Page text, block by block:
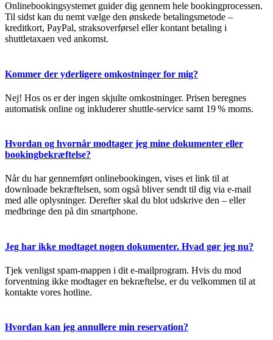
Onlinebookingsystemet guider dig gennem hele bookingprocessen.
Til sidst kan du nemt vælge den ønskede betalingsmetode –
kreditkort, PayPal, straksoverførsel eller kontant betaling i
shuttletaxaen ved ankomst.
Kommer der yderligere omkostninger for mig?
Nej! Hos os er der ingen skjulte omkostninger. Prisen beregnes
automatisk online og inkluderer shuttle-service samt 19 % moms.
Hvordan og hvornår modtager jeg mine dokumenter eller
bookingbekræftelse?
Når du har gennemført onlinebookingen, vises et link til at
downloade bekræftelsen, som også bliver sendt til dig via e-mail
med alle oplysninger. Derefter skal du blot udskrive den – eller
medbringe den på din smartphone.
Jeg har ikke modtaget nogen dokumenter. Hvad gør jeg nu?
Tjek venligst spam-mappen i dit e-mailprogram. Hvis du mod
forventning ikke modtager en bekræftelse, er du velkommen til at
kontakte vores hotline.
Hvordan kan jeg annullere min reservation?